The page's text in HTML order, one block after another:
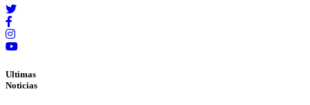
Ultimas
Noticias